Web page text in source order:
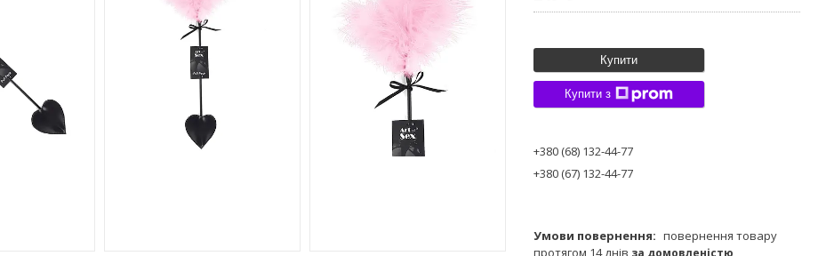
Купити
Купити з
+380 (68) 132-44-77
+380 (67) 132-44-77
повернення товару
протягом 14 днів за домовленістю